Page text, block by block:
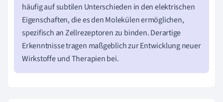
häufig auf subtilen Unterschieden in den elektrischen
Eigenschaften, die es den Molekülen ermöglichen,
spezifisch an Zellrezeptoren zu binden. Derartige
Erkenntnisse tragen maßgeblich zur Entwicklung neuer
Wirkstoffe und Therapien bei.